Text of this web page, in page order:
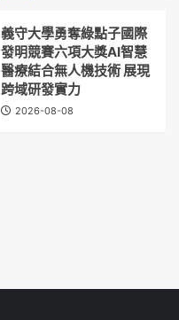
義守大學勇奪綠點子國際
發明競賽六項大獎AI智慧
醫療結合無人機技術 展現
跨域研發實力
2026-08-08